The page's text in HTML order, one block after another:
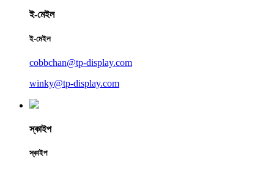
ই-মেইল
ই-মেইল
cobbchan@tp-display.com
winky@tp-display.com
স্কাইপ
স্কাইপ